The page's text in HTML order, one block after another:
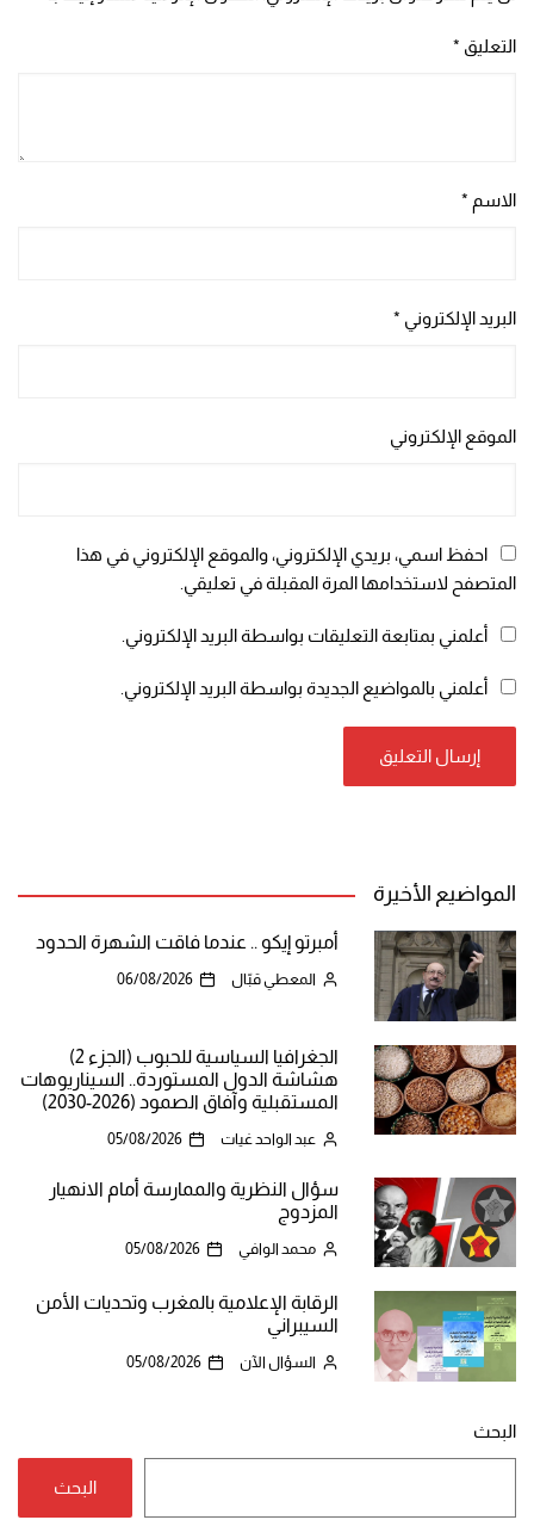
التعليق *
الاسم *
البريد الإلكتروني *
الموقع الإلكتروني
احفظ اسمي، بريدي الإلكتروني، والموقع الإلكتروني في هذا
المتصفح لاستخدامها المرة المقبلة في تعليقي.
أعلمني بمتابعة التعليقات بواسطة البريد الإلكتروني.
أعلمني بالمواضيع الجديدة بواسطة البريد الإلكتروني.
المواضيع الأخيرة
أمبرتو إيكو .. عندما فاقت الشهرة الحدود
المعطي قبّال 06/08/2026
الجغرافيا السياسية للحبوب (الجزء 2)
هشاشة الدول المستوردة.. السيناريوهات
المستقبلية وآفاق الصمود (2026-2030)
عبد الواحد غيات 05/08/2026
سؤال النظرية والممارسة أمام الانهيار
المزدوج
محمد الوافي 05/08/2026
الرقابة الإعلامية بالمغرب وتحديات الأمن
السيبراني
السؤال الآن 05/08/2026
البحث
البحث